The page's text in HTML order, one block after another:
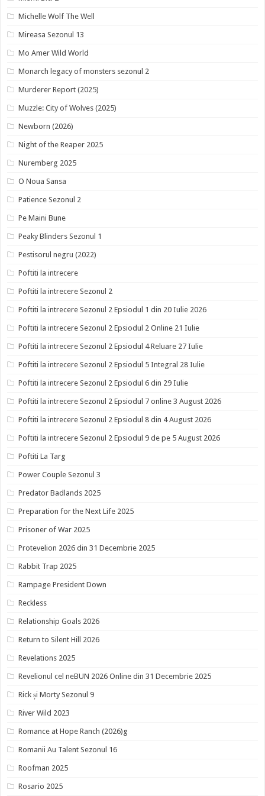
Michelle Wolf The Well
Mireasa Sezonul 13
Mo Amer Wild World
Monarch legacy of monsters sezonul 2
Murderer Report (2025)
Muzzle: City of Wolves (2025)
Newborn (2026)
Night of the Reaper 2025
Nuremberg 2025
O Noua Sansa
Patience Sezonul 2
Pe Maini Bune
Peaky Blinders Sezonul 1
Pestisorul negru (2022)
Poftiti la intrecere
Poftiti la intrecere Sezonul 2
Poftiti la intrecere Sezonul 2 Epsiodul 1 din 20 Iulie 2026
Poftiti la intrecere Sezonul 2 Epsiodul 2 Online 21 Iulie
Poftiti la intrecere Sezonul 2 Epsiodul 4 Reluare 27 Iulie
Poftiti la intrecere Sezonul 2 Epsiodul 5 Integral 28 Iulie
Poftiti la intrecere Sezonul 2 Epsiodul 6 din 29 Iulie
Poftiti la intrecere Sezonul 2 Epsiodul 7 online 3 August 2026
Poftiti la intrecere Sezonul 2 Epsiodul 8 din 4 August 2026
Poftiti la intrecere Sezonul 2 Epsiodul 9 de pe 5 August 2026
Poftiti La Targ
Power Couple Sezonul 3
Predator Badlands 2025
Preparation for the Next Life 2025
Prisoner of War 2025
Protevelion 2026 din 31 Decembrie 2025
Rabbit Trap 2025
Rampage President Down
Reckless
Relationship Goals 2026
Return to Silent Hill 2026
Revelations 2025
Revelionul cel neBUN 2026 Online din 31 Decembrie 2025
Rick și Morty Sezonul 9
River Wild 2023
Romance at Hope Ranch (2026)g
Romanii Au Talent Sezonul 16
Roofman 2025
Rosario 2025